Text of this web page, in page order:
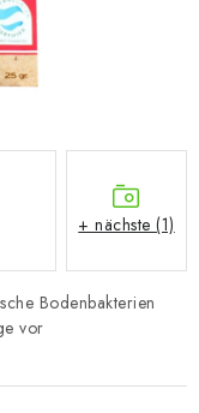
Bodenbakterien
vor
+ nächste (1)